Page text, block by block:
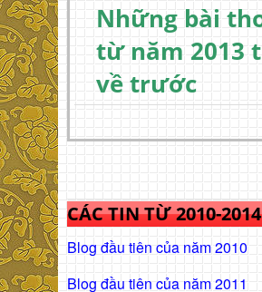
Những bài
từ năm 2013
về trước
CÁC TIN TỪ 2010-2014
Blog đầu tiên của năm 2010
Blog đầu tiên của năm 2011